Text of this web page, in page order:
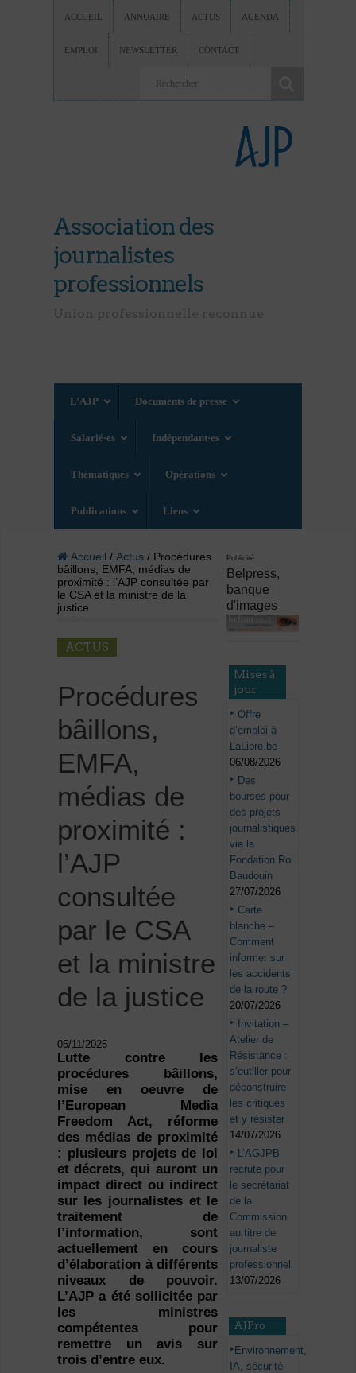
ACCUEIL ANNUAIRE ACTUS AGENDA
EMPLOI NEWSLETTER CONTACT
Association des
journalistes
professionnels
L’AJP Documents de presse
Salarié·es Indépendant·es
Thématiques Opérations
Publications Liens
Accueil / Actus/ Procédures
bâillons, EMFA, médias de
proximité : l’AJP consultée par
le CSA et la ministre de la
justice
ACTUS
Procédures
bâillons,
EMFA,
médias de
proximité :
l’AJP
consultée
par le CSA
et la ministre
de la justice
05/11/2025
Lutte contre les
procédures bâillons,
mise en oeuvre de
l’European Media
Freedom Act, réforme
des médias de proximité
: plusieurs projets de loi
et décrets, qui auront un
impact direct ou indirect
sur les journalistes et le
traitement de
l’information, sont
actuellement en cours
d’élaboration à différents
niveaux de pouvoir.
L’AJP a été sollicitée par
les ministres
compétentes pour
remettre un avis sur
trois d’entre eux.
Publicité
Belpress,
banque
d'images
Mises à
jour
Offre
d’emploi à
LaLibre.be
06/08/2026
Des
bourses pour
des projets
journalistiques
via la
Fondation Roi
Baudouin
27/07/2026
Carte
blanche –
Comment
informer sur
les accidents
de la route ?
20/07/2026
Invitation –
Atelier de
Résistance :
s’outiller pour
déconstruire
les critiques
et y résister
14/07/2026
L’AGJPB
recrute pour
le secrétariat
de la
Commission
au titre de
journaliste
professionnel
13/07/2026
AJPro
Environnement,
IA, sécurité